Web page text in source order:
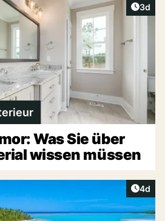
3d
Was Sie über
wissen müssen
4d